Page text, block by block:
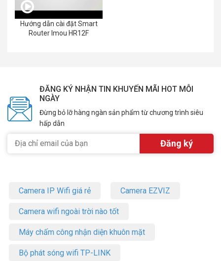
Hướng dẫn cài đặt Smart
Router Imou HR12F
ĐĂNG KÝ NHẬN TIN KHUYẾN MÃI HOT MỖI
NGÀY
Đừng bỏ lỡ hàng ngàn sản phẩm từ chương trình siêu
hấp dẫn
Camera IP Wifi giá rẻ Camera EZVIZ
Camera wifi ngoài trời nào tốt
Máy chấm công nhận diện khuôn mặt
Bộ phát sóng wifi TP-LINK